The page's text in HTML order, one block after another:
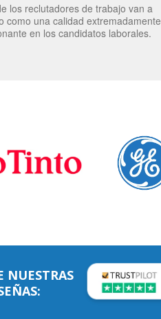
los reclutadores de trabajo van a
como una calidad extremadamente
en los candidatos laborales.
NUESTRAS